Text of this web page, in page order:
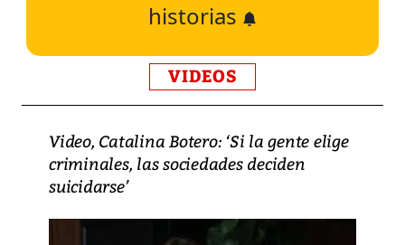
historias
VIDEOS
Video, Catalina Botero: ‘Si la gente elige
criminales, las sociedades deciden
suicidarse’